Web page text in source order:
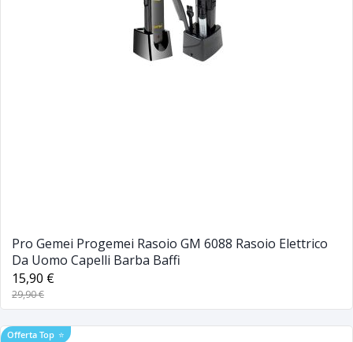
Pro Gemei Progemei Rasoio GM 6088 Rasoio Elettrico
Da Uomo Capelli Barba Baffi
15,90 €
29,90 €
Offerta Top ⭐